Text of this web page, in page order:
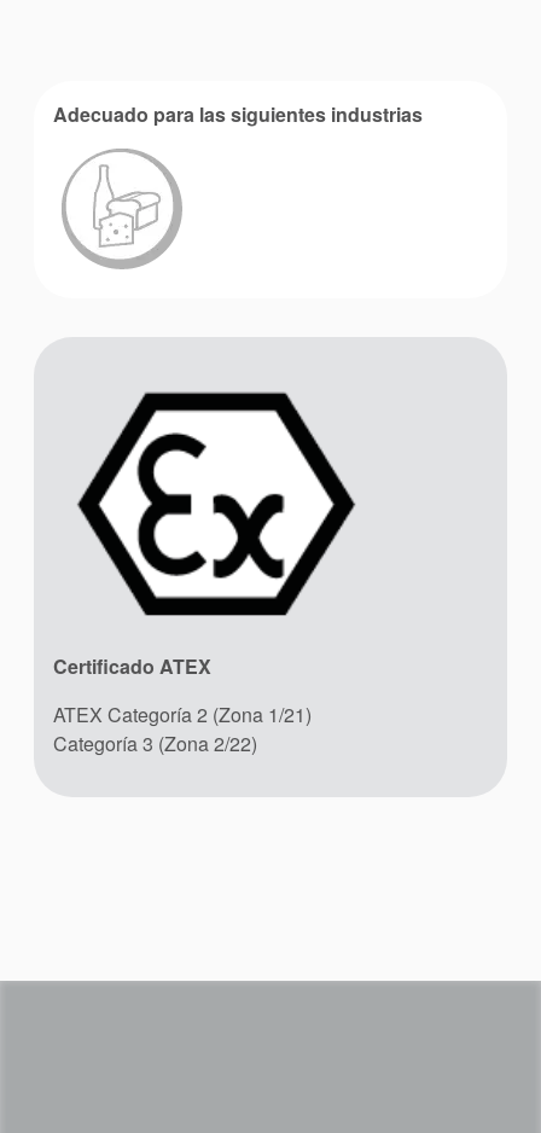
Academia
Planos de tuberías API
Guías de la industria
Vídeo
Adecuado para las siguientes industrias
Certificado ATEX
ATEX Categoría 2 (Zona 1/21)
Categoría 3 (Zona 2/22)